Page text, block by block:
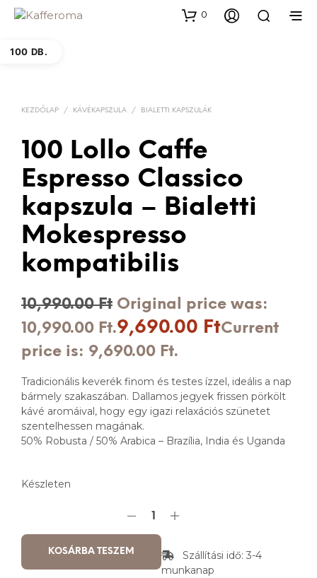
0
100 DB.
KEZDŐLAP / KÁVÉKAPSZULA / BIALETTI KAPSZULÁK
100 Lollo Caffe
Espresso Classico
kapszula – Bialetti
Mokespresso
kompatibilis
10,990.00Ft Original price was:
10,990.00 Ft.9,690.00 FtCurrent
price is: 9,690.00 Ft.
Tradicionális keverék finom és testes ízzel, ideális a nap
bármely szakaszában. Dallamos jegyek frissen pörkölt
kávé aromáival, hogy egy igazi relaxációs szünetet
szentelhessen magának.
50% Robusta / 50% Arabica – Brazília, India és Uganda
Készleten
KOSÁRBA TESZEM
Szállítási idő: 3-4
munkanap